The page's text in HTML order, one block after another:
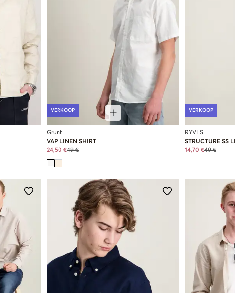
VERKOOP
Grunt
VAP LINEN SHIRT
24,50 €49 €
VERKOOP
RYVLS
STRUCTURE SS
14,70 €49 €